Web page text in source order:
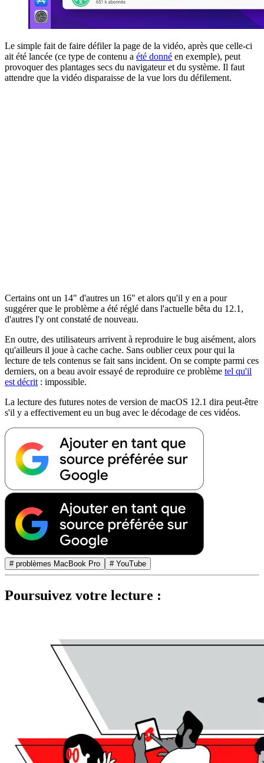
Le simple fait de faire défiler la page de la vidéo, après que celle-ci
ait été lancée (ce type de contenu a été donné en exemple), peut
provoquer des plantages secs du navigateur et du système. Il faut
attendre que la vidéo disparaisse de la vue lors du défilement.
Certains ont un 14" d'autres un 16" et alors qu'il y en a pour
suggérer que le problème a été réglé dans l'actuelle bêta du 12.1,
d'autres l'y ont constaté de nouveau.
En outre, des utilisateurs arrivent à reproduire le bug aisément, alors
qu'ailleurs il joue à cache cache. Sans oublier ceux pour qui la
lecture de tels contenus se fait sans incident. On se compte parmi ces
derniers, on a beau avoir essayé de reproduire ce problème tel qu'il
est décrit : impossible.
La lecture des futures notes de version de macOS 12.1 dira peut-être
s'il y a effectivement eu un bug avec le décodage de ces vidéos.
# problèmes MacBook Pro # YouTube
Poursuivez votre lecture :